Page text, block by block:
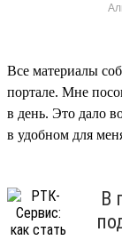
Все материалы
портале. Мне
в день. Это дало
в удобном для
В